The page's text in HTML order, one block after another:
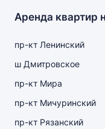
Аренда квартир
пр-кт Ленинский
ш Дмитровское
пр-кт Мира
пр-кт Мичуринский
пр-кт Рязанский